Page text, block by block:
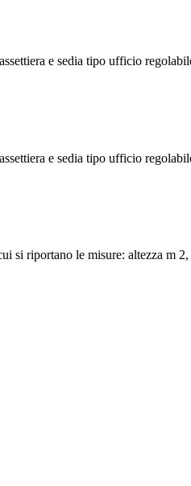
e sedia tipo ufficio
e sedia tipo ufficio
si riportano le misure: altezza m